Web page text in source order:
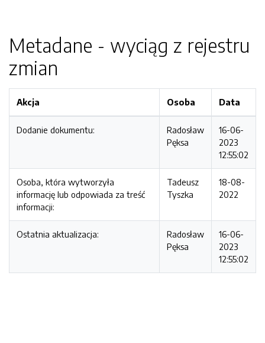
Metadane - wyciąg z rejestru
zmian
Akcja Osoba Data
Dodanie dokumentu:
Radosław
Pęksa
16-06-
2023
12:55:02
Osoba, która wytworzyła
informację lub odpowiada za treść
informacji:
Tadeusz
Tyszka
18-08-
2022
Ostatnia aktualizacja:
Radosław
Pęksa
16-06-
2023
12:55:02